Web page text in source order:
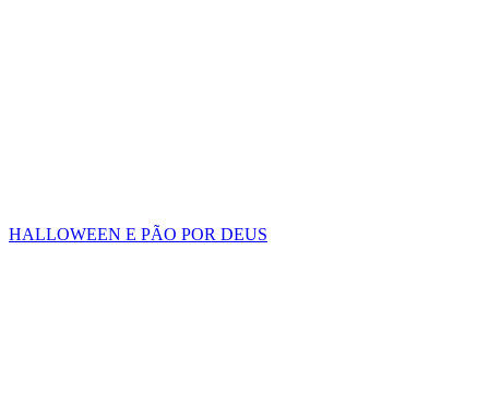
HALLOWEEN E PÃO POR DEUS